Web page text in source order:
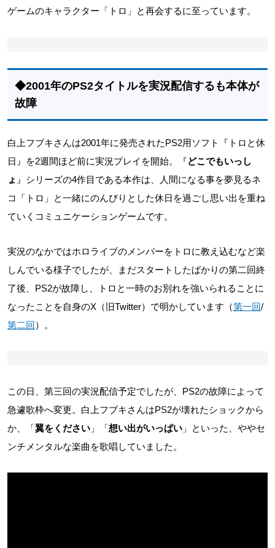
ゲームのキャラクター「トロ」と再会するに至っています。
◆2001年のPS2タイトルを実況配信するも本体が
故障
白上フブキさんは2001年に発売されたPS2用ソフト『トロと休
日』を2週間ほど前に実況プレイを開始。『どこでもいっし
ょ 』シリーズの4作目である本作は、人間になる事を夢見るネ
コ「トロ」と一緒にのんびりとした休日を過ごし思い出を重ね
ていくコミュニケーションゲームです。
実況のなかではホロライブのメンバーをトロに教え込むなど楽
しんでいる様子でしたが、まだスタートしたばかりの第二回終
了後、PS2が故障し、トロと一時のお別れを強いられることに
なったことを自身のX（旧Twitter）で明かしています（第一回/
第二回）。
この日、第三回の実況配信予定でしたが、PS2の故障によって
急遽歌枠へ変更。白上フブキさんはPS2が壊れたショックから
か、「翼をください 」「想い出がいっぱい 」といった、ややセ
ンチメンタルな楽曲を歌唱していました。